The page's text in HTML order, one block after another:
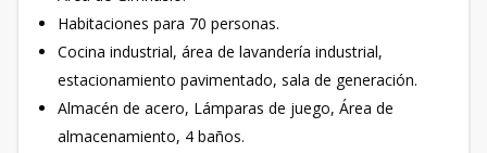
Habitaciones para 70 personas.
Cocina industrial, área de lavandería industrial,
estacionamiento pavimentado, sala de generación.
Almacén de acero, Lámparas de juego, Área de
almacenamiento, 4 baños.